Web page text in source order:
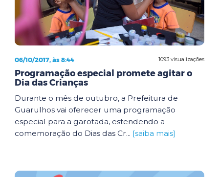
1093 visualizações
06/10/2017, às 8:44
Programação especial promete agitar o
Dia das Crianças
Durante o mês de outubro, a Prefeitura de
Guarulhos vai oferecer uma programação
especial para a garotada, estendendo a
comemoração do Dias das Cr... [saiba mais]